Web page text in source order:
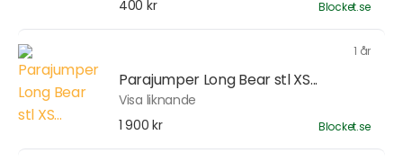
400 kr
Blocket.se
1 år
Parajumper Long Bear stl XS...
Visa liknande
1 900 kr
Blocket.se